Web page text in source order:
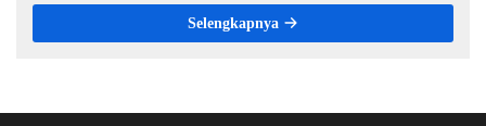
Selengkapnya